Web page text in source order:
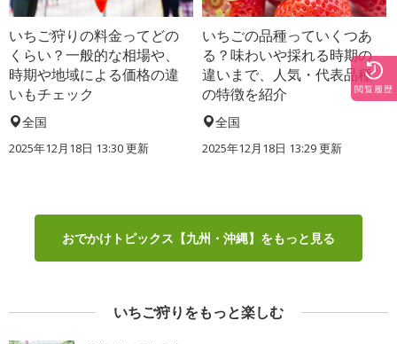
いちご狩りの料金ってどの
くらい？一般的な相場や、
時期や地域による価格の違
いもチェック
全国
2025年12月18日 13:30 更新
いちごの品種っていくつあ
る？味わいや採れる時期の
違いまで、人気・代表品種
の特徴を紹介
全国
2025年12月18日 13:29 更新
おでかけトピックス【九州・沖縄】をもっと見る
いちご狩りをもっと楽しむ
閲覧履歴